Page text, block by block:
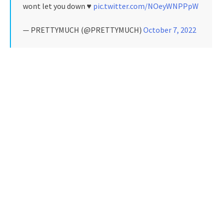
wont let you down ♥️ pic.twitter.com/NOeyWNPPpW
— PRETTYMUCH (@PRETTYMUCH) October 7, 2022